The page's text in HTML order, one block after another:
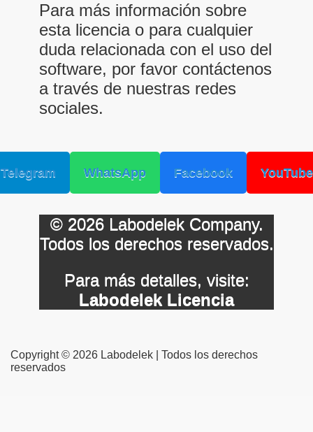
Para más información sobre
esta licencia o para cualquier
duda relacionada con el uso del
software, por favor contáctenos
a través de nuestras redes
sociales.
Telegram WhatsApp Facebook YouTube
© 2026 Labodelek Company.
Todos los derechos reservados.
Para más detalles, visite:
Labodelek Licencia
Copyright © 2026 Labodelek | Todos los derechos
reservados